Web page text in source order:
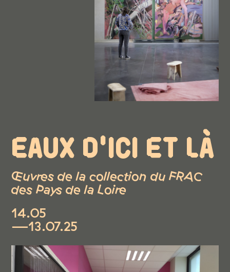
EAUX D'ICI ET LÀ
Œuvres de la collection du FRAC
des Pays de la Loire
14.05
—13.07.25